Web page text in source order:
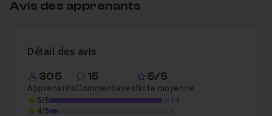
Avis des apprenants
Détail des avis
305
Apprenants
15
Commentaires
5/5
Note moyenne
5/5
14
4/5
1